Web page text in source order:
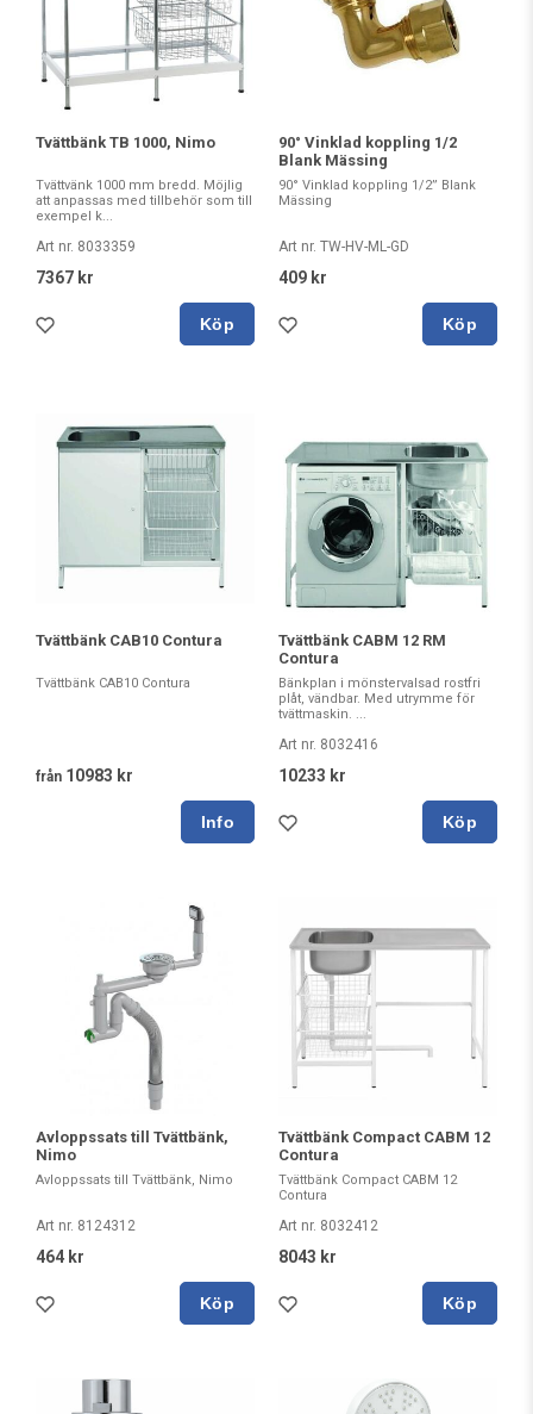
Tvättbänk TB 1000, Nimo
Tvättvänk 1000 mm bredd. Möjlig
att anpassas med tillbehör som till
exempel k...
Art nr. 8033359
7367 kr
Köp
90° Vinklad koppling 1/2
Blank Mässing
90° Vinklad koppling 1/2” Blank
Mässing
Art nr. TW-HV-ML-GD
409 kr
Köp
Tvättbänk CAB10 Contura
Tvättbänk CAB10 Contura
från 10983 kr
Tvättbänk CABM 12 RM
Contura
Bänkplan i mönstervalsad rostfri
plåt, vändbar. Med utrymme för
tvättmaskin. ...
Art nr. 8032416
10233 kr
Köp
Avloppssats till Tvättbänk,
Nimo
Avloppssats till Tvättbänk, Nimo
Art nr. 8124312
464 kr
Köp
Tvättbänk Compact CABM 12
Contura
Tvättbänk Compact CABM 12
Contura
Art nr. 8032412
8043 kr
Köp